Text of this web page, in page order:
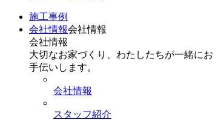
施工事例
会社情報会社情報
会社情報
大切なお家づくり、わたしたちが一緒にお
手伝いします。
会社情報
スタッフ紹介